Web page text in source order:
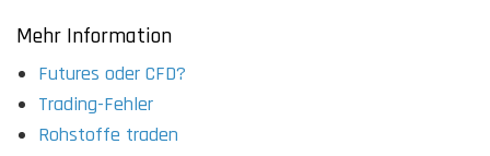
Mehr Information
Futures oder CFD?
Trading-Fehler
Rohstoffe traden